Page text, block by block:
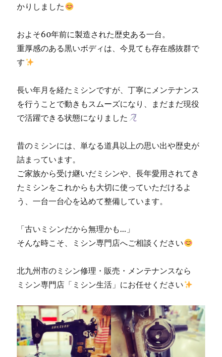
かりしました
およそ60年前に製造された歴史ある一台。
重厚感のある黒いボディは、今見ても存在感抜群で
す
長い年月を経たミシンですが、丁寧にメンテナンス
を行うことで動きもスムーズになり、まだまだ現役
で活躍できる状態になりました
昔のミシンには、単なる道具以上の思い出や歴史が
詰まっています。
ご家族から受け継いだミシンや、長年愛用されてき
たミシンをこれからも大切に使っていただけるよ
う、一台一台心を込めて整備しています。
「古いミシンだから無理かも…」
そんな時こそ、ミシン専門店へご相談ください
北九州市のミシン修理・販売・メンテナンスなら
ミシン専門店「ミシン生活」にお任せください